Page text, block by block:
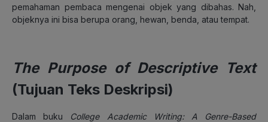
pemahaman pembaca mengenai objek yang dibahas. Nah,
objeknya ini bisa berupa orang, hewan, benda, atau tempat.
The Purpose of Descriptive Text
(Tujuan Teks Deskripsi)
Dalam buku College Academic Writing: A Genre-Based